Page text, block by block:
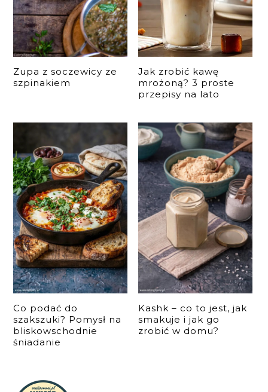
Zupa z soczewicy ze
szpinakiem
Jak zrobić kawę
mrożoną? 3 proste
przepisy na lato
Co podać do
szakszuki? Pomysł na
bliskowschodnie
śniadanie
Kashk – co to jest, jak
smakuje i jak go
zrobić w domu?